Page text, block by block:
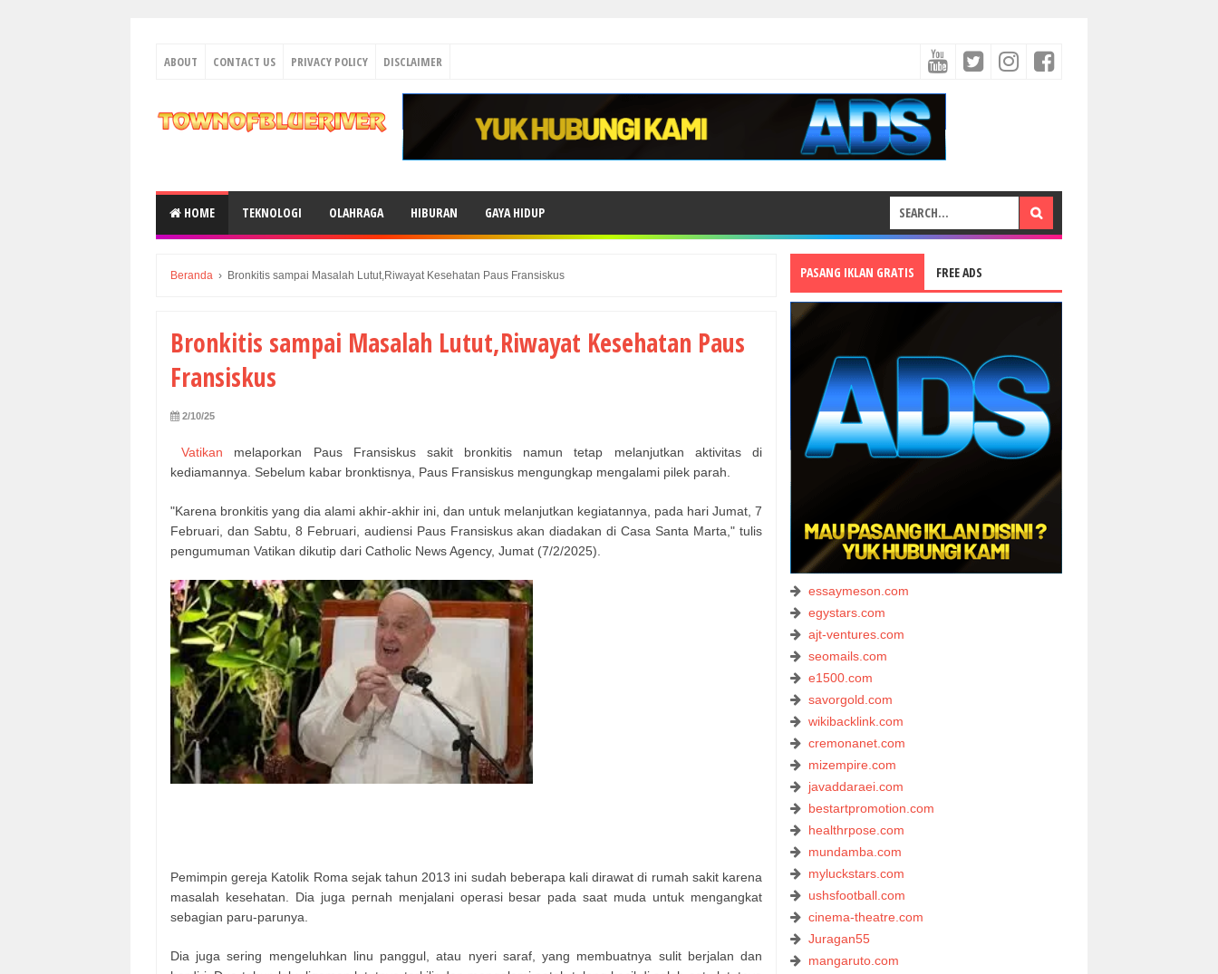
ABOUT CONTACT US PRIVACY POLICY DISCLAIMER
HOME TEKNOLOGI OLAHRAGA HIBURAN GAYA HIDUP
Beranda › Bronkitis sampai Masalah Lutut,Riwayat Kesehatan Paus Fransiskus
Bronkitis sampai Masalah Lutut,Riwayat Kesehatan Paus
Fransiskus
2/10/25
Vatikan melaporkan Paus Fransiskus sakit bronkitis namun tetap melanjutkan aktivitas di
kediamannya. Sebelum kabar bronktisnya, Paus Fransiskus mengungkap mengalami pilek parah.
"Karena bronkitis yang dia alami akhir-akhir ini, dan untuk melanjutkan kegiatannya, pada hari Jumat, 7
Februari, dan Sabtu, 8 Februari, audiensi Paus Fransiskus akan diadakan di Casa Santa Marta," tulis
pengumuman Vatikan dikutip dari Catholic News Agency, Jumat (7/2/2025).
Pemimpin gereja Katolik Roma sejak tahun 2013 ini sudah beberapa kali dirawat di rumah sakit karena
masalah kesehatan. Dia juga pernah menjalani operasi besar pada saat muda untuk mengangkat
sebagian paru-parunya.
Dia juga sering mengeluhkan linu panggul, atau nyeri saraf, yang membuatnya sulit berjalan dan
PASANG IKLAN GRATIS FREE ADS
essaymeson.com
egystars.com
ajt-ventures.com
seomails.com
e1500.com
savorgold.com
wikibacklink.com
cremonanet.com
mizempire.com
javaddaraei.com
bestartpromotion.com
healthrpose.com
mundamba.com
myluckstars.com
ushsfootball.com
cinema-theatre.com
Juragan55
mangaruto.com